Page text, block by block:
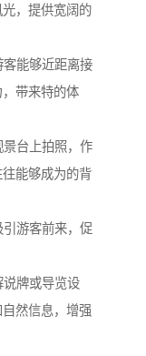
，提供宽阔的
能够近距离接
带来特的体
台上拍照，作
能够成为的背
游客前来，促
牌或导览设
然信息，增强